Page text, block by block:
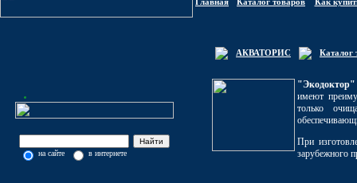
на сайте в интернете
АКВАТОРИС Каталог
"Экодоктор"
имеют
только
При
зарубежного